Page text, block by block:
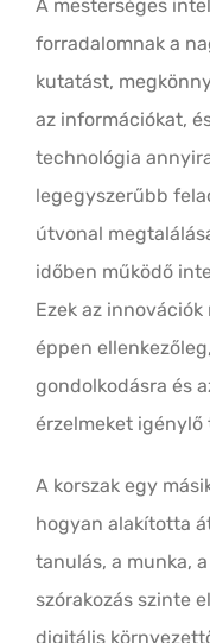
A mesterséges
forradalomnak a
kutatást,
az információkat,
technológia
legegyszerűbb
útvonal
időben működő
Ezek az
éppen
gondolkodásra és
érzelmeket igénylő
A korszak egy
hogyan alakította
tanulás, a munka,
szórakozás szinte
digitális